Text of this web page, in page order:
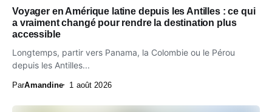
Voyager en Amérique latine depuis les Antilles : ce qui
a vraiment changé pour rendre la destination plus
accessible
Longtemps, partir vers Panama, la Colombie ou le Pérou
depuis les Antilles...
ParAmandine 1 août 2026